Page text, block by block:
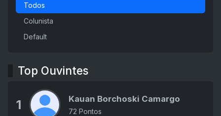
Todos
Colunista
Default
Top Ouvintes
1 Kauan Borchoski Camargo
72 Pontos